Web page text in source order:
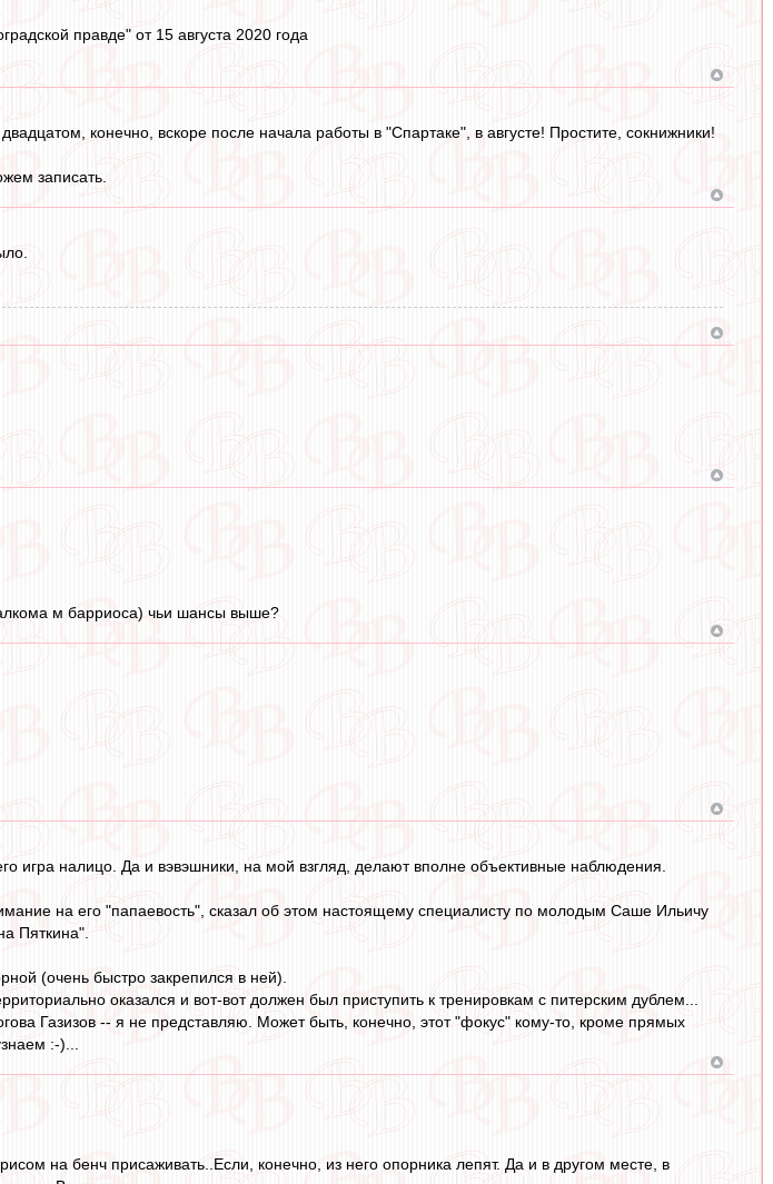
правде" от 15 августа 2020 года
конечно, вскоре после начала работы в "Спартаке", в августе! Простите, сокнижники!
записать.
м барриоса) чьи шансы выше?
игра налицо. Да и вэвэшники, на мой взгляд, делают вполне объективные наблюдения.
на его "папаевость", сказал об этом настоящему специалисту по молодым Саше Ильичу
Пяткина".
(очень быстро закрепился в ней).
оказался и вот-вот должен был приступить к тренировкам с питерским дублем...
Газизов -- я не представляю. Может быть, конечно, этот "фокус" кому-то, кроме прямых
:-)...
на бенч присаживать..Если, конечно, из него опорника лепят. Да и в другом месте, в